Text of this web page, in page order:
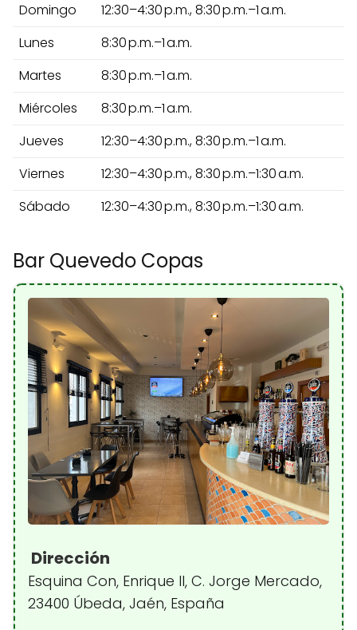
Domingo
12:30–4:30 p.m., 8:30 p.m.–1 a.m.
Lunes
8:30 p.m.–1 a.m.
Martes
8:30 p.m.–1 a.m.
Miércoles
8:30 p.m.–1 a.m.
Jueves
12:30–4:30 p.m., 8:30 p.m.–1 a.m.
Viernes
12:30–4:30 p.m., 8:30 p.m.–1:30 a.m.
Sábado
12:30–4:30 p.m., 8:30 p.m.–1:30 a.m.
Bar Quevedo Copas
Dirección
Esquina Con, Enrique II, C. Jorge Mercado,
23400 Úbeda, Jaén, España